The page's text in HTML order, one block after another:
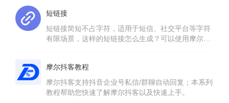
短链接
短链接简短不占字符，适用于短信、社交平台等字符
有限场景，这样的短链接怎么生成？可以使用摩尔短
速度快，还支持生成短链二维码及永久有效的短链接
摩尔抖客教程
摩尔抖客支持抖音企业号私信/群聊自动回复；本系列
教程帮助您快速了解摩尔抖客以及快速上手。